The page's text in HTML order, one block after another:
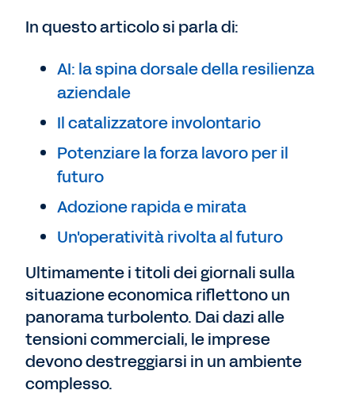
In questo articolo si parla di:
AI: la spina dorsale della resilienza
aziendale
Il catalizzatore involontario
Potenziare la forza lavoro per il
futuro
Adozione rapida e mirata
Un'operatività rivolta al futuro
Ultimamente i titoli dei giornali sulla
situazione economica riflettono un
panorama turbolento. Dai dazi alle
tensioni commerciali, le imprese
devono destreggiarsi in un ambiente
complesso.